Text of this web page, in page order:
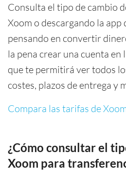
Consulta el tipo de cambio
Xoom o descargando la app
pensando en convertir
la pena crear una cuenta en
que te permitirá ver todos
costes, plazos de entrega y
Compara las tarifas de
¿Cómo consultar el
Xoom para